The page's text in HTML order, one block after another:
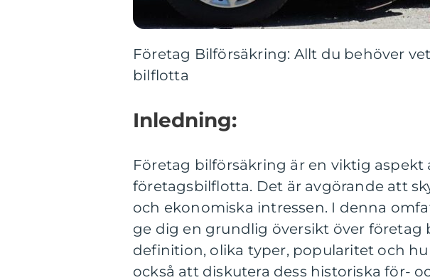
Företag Bilförsäkring: Allt du behöver
bilflotta
Inledning:
Företag bilförsäkring är en viktig aspekt
företagsbilflotta. Det är avgörande att
och ekonomiska intressen. I denna
ge dig en grundlig översikt över företag
definition, olika typer, popularitet och
också att diskutera dess historiska för-